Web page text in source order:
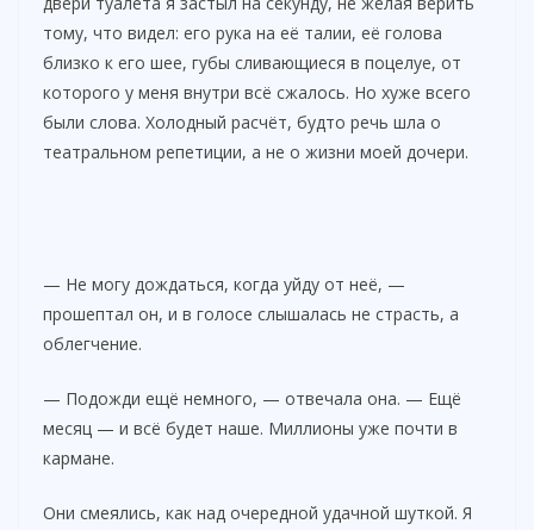
тому, что видел: его рука на её талии, её голова
близко к его шее, губы сливающиеся в поцелуе, от
которого у меня внутри всё сжалось. Но хуже всего
были слова. Холодный расчёт, будто речь шла о
театральном репетиции, а не о жизни моей дочери.
— Не могу дождаться, когда уйду от неё, —
прошептал он, и в голосе слышалась не страсть, а
облегчение.
— Подожди ещё немного, — отвечала она. — Ещё
месяц — и всё будет наше. Миллионы уже почти в
кармане.
Они смеялись, как над очередной удачной шуткой. Я